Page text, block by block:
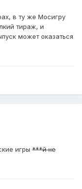
в ту же Мосигру
тираж, и
может оказаться
игры ***й не